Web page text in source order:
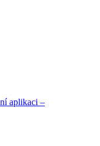
aplikaci –